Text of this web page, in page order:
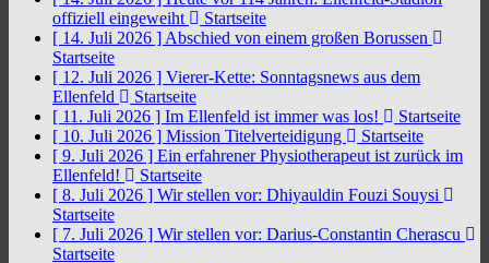
offiziell eingeweiht
Startseite
[ 14. Juli 2026 ] Abschied von einem großen Borussen
Startseite
[ 12. Juli 2026 ] Vierer-Kette: Sonntagsnews aus dem
Ellenfeld
Startseite
[ 11. Juli 2026 ] Im Ellenfeld ist immer was los!
Startseite
[ 10. Juli 2026 ] Mission Titelverteidigung
Startseite
[ 9. Juli 2026 ] Ein erfahrener Physiotherapeut ist zurück im
Ellenfeld!
Startseite
[ 8. Juli 2026 ] Wir stellen vor: Dhiyauldin Fouzi Souysi
Startseite
[ 7. Juli 2026 ] Wir stellen vor: Darius-Constantin Cherascu
Startseite